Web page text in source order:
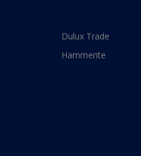
Dulux Trade
Hammerite